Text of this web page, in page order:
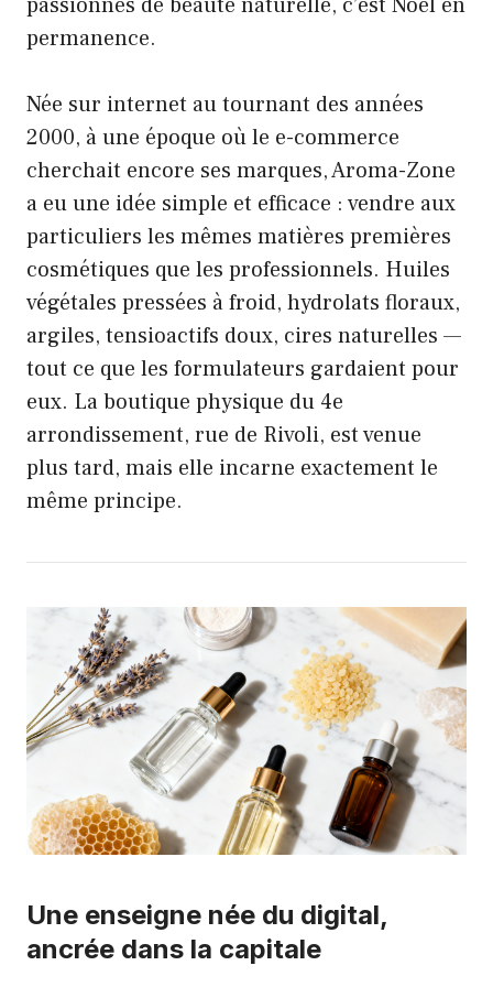
permanence.
Née sur internet au tournant des années
2000, à une époque où le e-commerce
cherchait encore ses marques, Aroma-Zone
a eu une idée simple et efficace : vendre aux
particuliers les mêmes matières premières
cosmétiques que les professionnels. Huiles
végétales pressées à froid, hydrolats floraux,
argiles, tensioactifs doux, cires naturelles —
tout ce que les formulateurs gardaient pour
eux. La boutique physique du 4e
arrondissement, rue de Rivoli, est venue
plus tard, mais elle incarne exactement le
même principe.
Une enseigne née du digital,
ancrée dans la capitale